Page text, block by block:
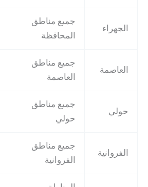
الجهراء
جميع مناطق
المحافظة
العاصمة
جميع مناطق
العاصمة
حولي
جميع مناطق
حولي
الفروانية
جميع مناطق
الفروانية